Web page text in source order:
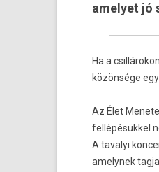
amelyet jó
Ha a
közönsége
Az Élet
fellépésükkel
A tavalyi
amelynek